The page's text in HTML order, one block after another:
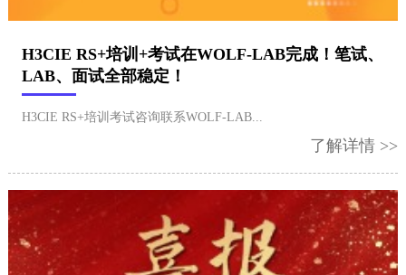
H3CIE RS+培训+考试在WOLF-LAB完成！笔试、
LAB、面试全部稳定！
H3CIE RS+培训考试咨询联系WOLF-LAB...
了解详情 >>